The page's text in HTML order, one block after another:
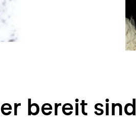
bereit sind